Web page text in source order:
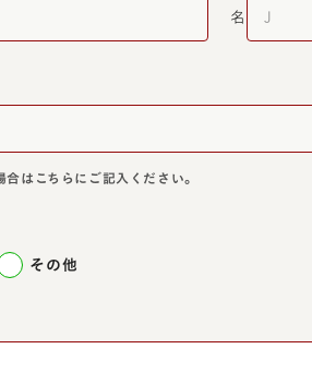
名
はこちらにご記入ください。
その他